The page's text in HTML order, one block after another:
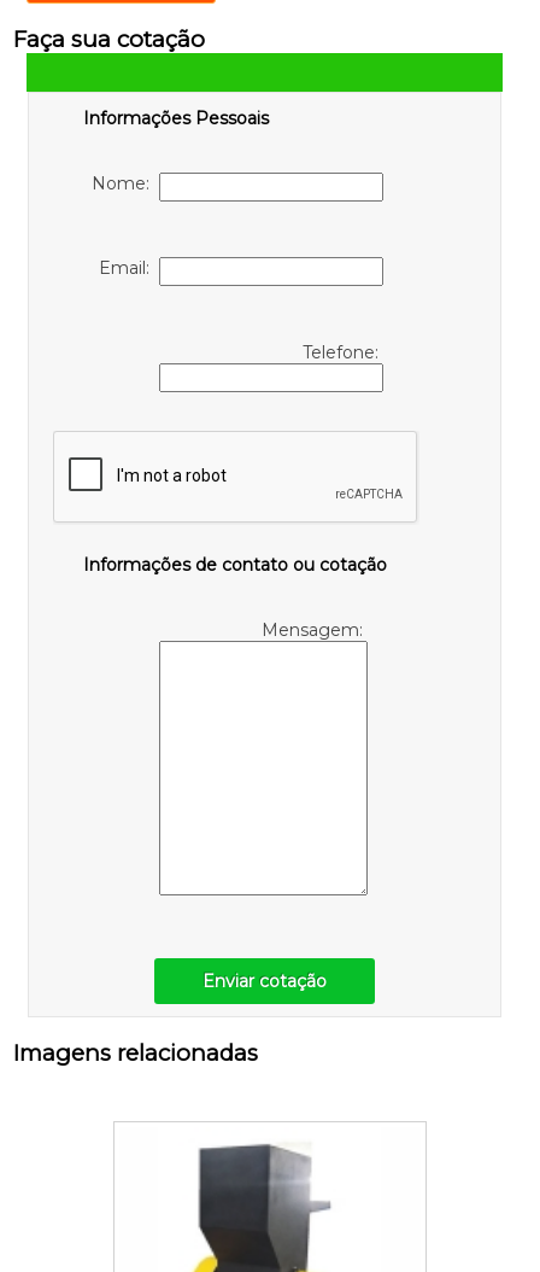
Faça sua cotação
Informações Pessoais
Nome:
Email:
Telefone:
Informações de contato ou cotação
Mensagem:
Enviar cotação
Imagens relacionadas